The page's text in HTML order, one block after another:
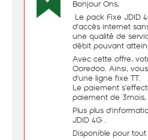
Bonjour Ons,
Le pack Fixe JDID
d'accès internet
une qualité de
débit pouvant
Avec cette offre,
Ooredoo. Ainsi,
d'une ligne fixe TT.
Le paiement
paiement de 3mois,
Plus plus
JDID 4G .
Disponible pour